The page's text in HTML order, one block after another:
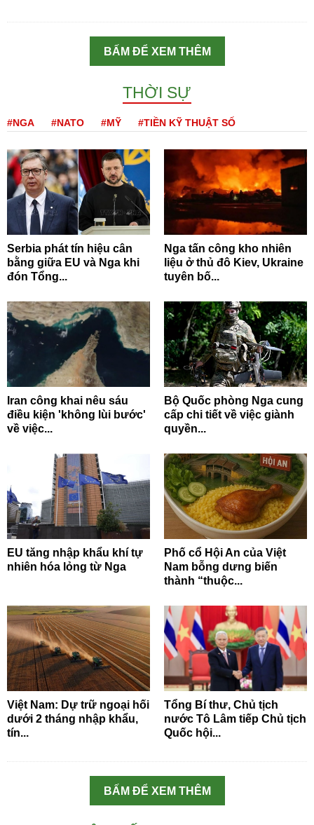
BẤM ĐỂ XEM THÊM
THỜI SỰ
#NGA #NATO #MỸ #TIỀN KỸ THUẬT SỐ
Serbia phát tín hiệu cân
bằng giữa EU và Nga khi
đón Tổng...
Nga tấn công kho nhiên
liệu ở thủ đô Kiev, Ukraine
tuyên bố...
Iran công khai nêu sáu
điều kiện 'không lùi bước'
về việc...
Bộ Quốc phòng Nga cung
cấp chi tiết về việc giành
quyền...
EU tăng nhập khẩu khí tự
nhiên hóa lỏng từ Nga
Phố cổ Hội An của Việt
Nam bỗng dưng biến
thành “thuộc...
Việt Nam: Dự trữ ngoại hối
dưới 2 tháng nhập khẩu,
tín...
Tổng Bí thư, Chủ tịch
nước Tô Lâm tiếp Chủ tịch
Quốc hội...
BẤM ĐỂ XEM THÊM